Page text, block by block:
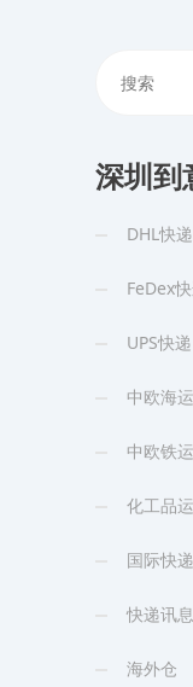
深圳到
DHL快递
FeDex
UPS快递
中欧海运
中欧铁运
化工品
国际快递
快递讯息
海外仓